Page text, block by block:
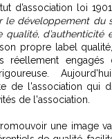
d’association loi
le développement du
qualité, d’authenticité
son propre label
réellement engagés
de l'association qui
de l'association.
une image